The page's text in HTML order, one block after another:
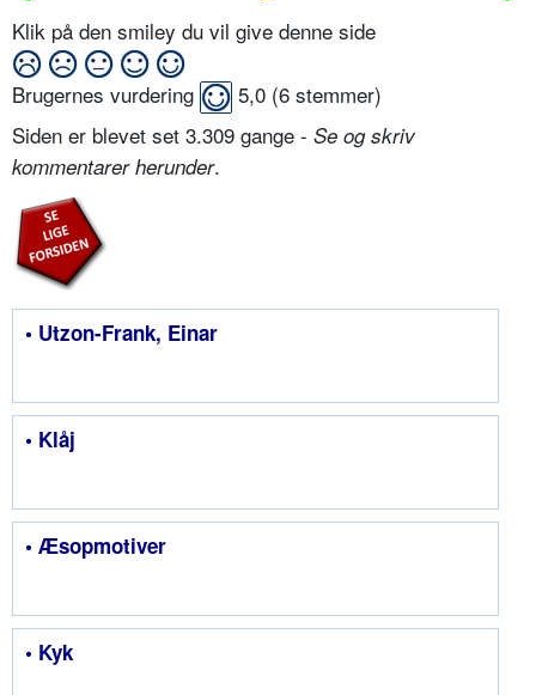
Klik på den smiley du vil give denne side
Brugernes vurdering 5,0 (6 stemmer)
Siden er blevet set 3.309 gange - Se og skriv
kommentarer herunder.
• Utzon-Frank, Einar
• Klåj
• Æsopmotiver
• Kyk